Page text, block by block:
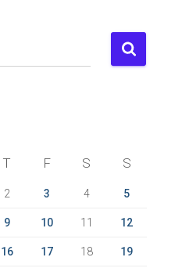
T F S S
2 3 4 5
9 10 11 12
16 17 18 19